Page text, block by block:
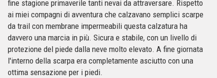
fine stagione primaverile tanti nevai da attraversare. Rispetto
ai miei compagni di avventura che calzavano semplici scarpe
da trail con membrane impermeabili questa calzatura ha
davvero una marcia in più. Sicura e stabile, con un livello di
protezione del piede dalla neve molto elevato. A fine giornata
l'interno della scarpa era completamente asciutto con una
ottima sensazione per i piedi.